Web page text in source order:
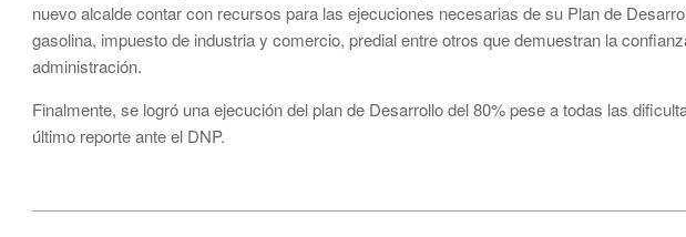
nuevo alcalde contar con recursos para las ejecuciones necesarias de su Plan de
gasolina, impuesto de industria y comercio, predial entre otros que demuestran la
administración.
Finalmente, se logró una ejecución del plan de Desarrollo del 80% pese a todas las
último reporte ante el DNP.